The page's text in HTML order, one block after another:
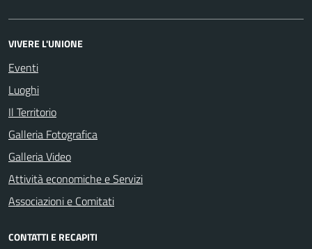
VIVERE L'UNIONE
Eventi
Luoghi
Il Territorio
Galleria Fotografica
Galleria Video
Attività economiche e Servizi
Associazioni e Comitati
CONTATTI E RECAPITI